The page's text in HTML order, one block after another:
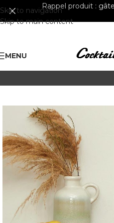
Skip to navigation
Skip to main content
Rappel produit :
MENU